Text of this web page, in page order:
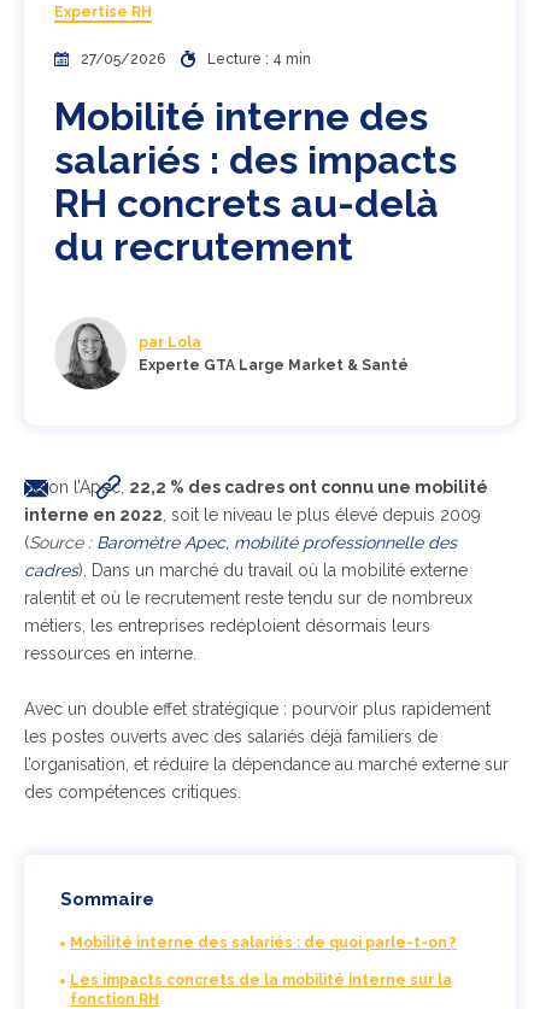
Expertise RH
27/05/2026 Lecture : 4 min
Mobilité interne des
salariés : des impacts
RH concrets au-delà
du recrutement
par Lola
Experte GTA Large Market & Santé
Selon l’Apec, 22,2 % des cadres ont connu une mobilité
interne en 2022 , soit le niveau le plus élevé depuis 2009
(Source : Baromètre Apec, mobilité professionnelle des
cadres). Dans un marché du travail où la mobilité externe
ralentit et où le recrutement reste tendu sur de nombreux
métiers, les entreprises redéploient désormais leurs
ressources en interne.
Avec un double effet stratégique : pourvoir plus rapidement
les postes ouverts avec des salariés déjà familiers de
l’organisation, et réduire la dépendance au marché externe sur
des compétences critiques.
Sommaire
Mobilité interne des salariés : de quoi parle-t-on ?
Les impacts concrets de la mobilité interne sur la
fonction RH